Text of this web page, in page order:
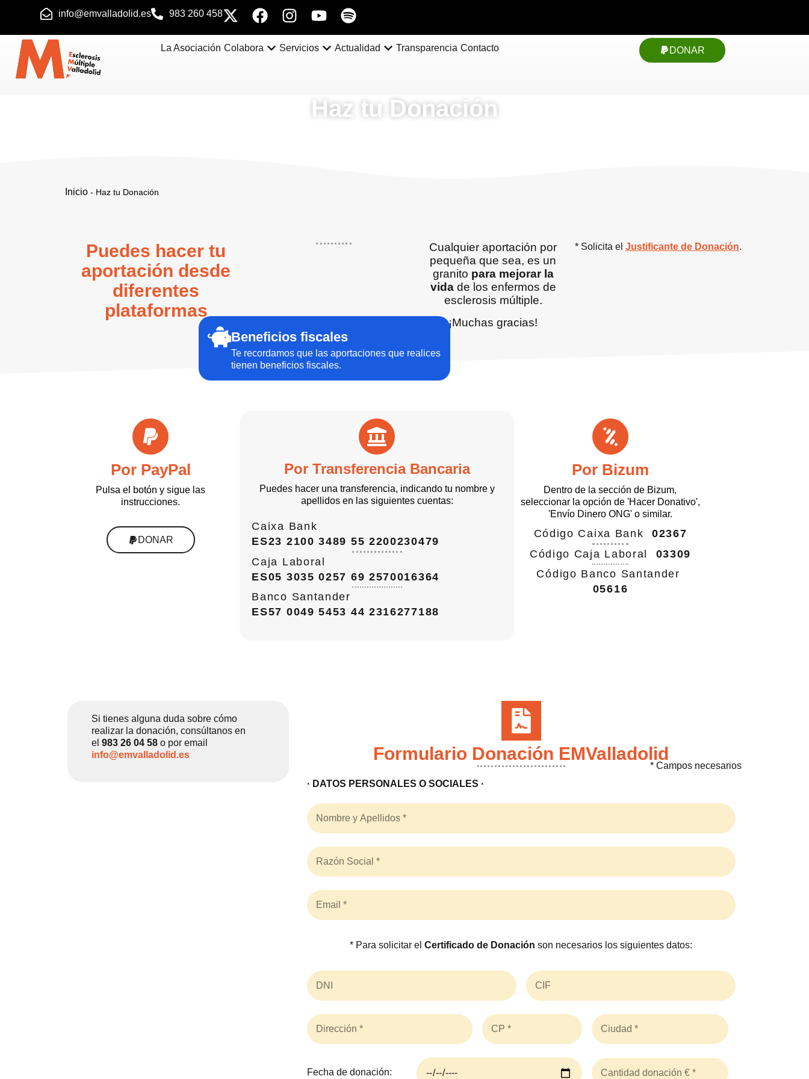
info@emvalladolid.es 983 260 458
La Asociación Colabora Servicios Actualidad Transparencia Contacto DONAR
Haz tu Donación
Inicio- Haz tu Donación
Beneficios fiscales
Te recordamos que las aportaciones que realices
tienen beneficios fiscales.
Puedes hacer tu
aportación desde
diferentes
plataformas
Cualquier aportación por
pequeña que sea, es un
granito para mejorar la
vidade los enfermos de
esclerosis múltiple.
¡Muchas gracias!
* Solicita el Justificante de Donación.
Por PayPal
Pulsa el botón y sigue las
instrucciones.
DONAR
Por Transferencia Bancaria
Puedes hacer una transferencia, indicando tu nombre y
apellidos en las siguientes cuentas:
Caixa Bank
ES23 2100 3489 55 2200230479
Caja Laboral
ES05 3035 0257 69 2570016364
Banco Santander
ES57 0049 5453 44 2316277188
Por Bizum
Dentro de la sección de Bizum,
seleccionar la opción de 'Hacer Donativo',
'Envío Dinero ONG' o similar.
Código Caixa Bank 02367
Código Caja Laboral 03309
Código Banco Santander
05616
Si tienes alguna duda sobre cómo
realizar la donación, consúltanos en
el 983 26 04 58 o por email
info@emvalladolid.es
Formulario Donación EMValladolid
* Campos necesarios
· DATOS PERSONALES O SOCIALES ·
* Para solicitar elCertificado de Donación son necesarios los siguientes datos:
Fecha de donación: